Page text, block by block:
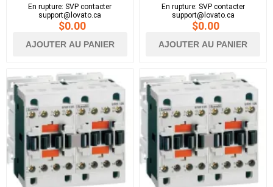
En rupture: SVP contacter
support@lovato.ca
$0.00
AJOUTER AU PANIER
En rupture: SVP contacter
support@lovato.ca
$0.00
AJOUTER AU PANIER